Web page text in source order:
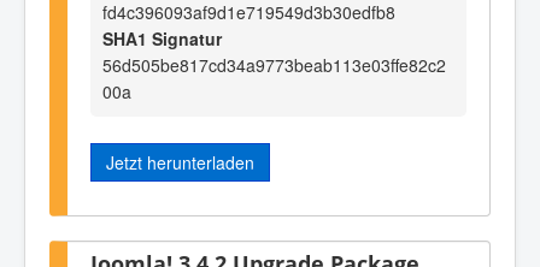
fd4c396093af9d1e719549d3b30edfb8
SHA1 Signatur
56d505be817cd34a9773beab113e03ffe82c2
00a
Jetzt herunterladen